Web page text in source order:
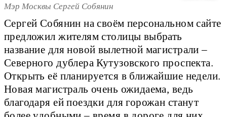
Мэр Москвы Сергей Собянин
Сергей Собянин на своём персональном сайте
предложил жителям столицы выбрать
название для новой вылетной магистрали –
Северного дублера Кутузовского проспекта.
Открыть её планируется в ближайшие недели.
Новая магистраль очень ожидаема, ведь
благодаря ей поездки для горожан станут